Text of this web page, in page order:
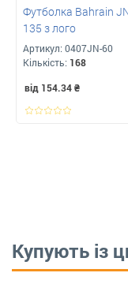
Футболка Bahrain
135 з лого
Артикул: 0407JN-60
Кількість: 168
від 154.34₴
Купують із